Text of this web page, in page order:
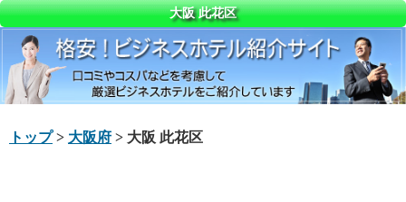
大阪 此花区
トップ> 大阪府 > 大阪 此花区